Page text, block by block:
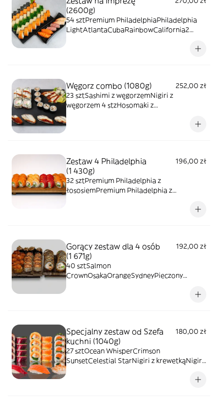
(2600g)
54 sztPremium PhiladelphiaPhiladelphia
LightAtlantaCubaRainbowCalifornia2
Węgorz combo (1080g)
252,00 zł
23 sztSashimi z węgorzemNigiri z
węgorzem 4 stzHosomaki z
Zestaw 4 Philadelphia
(1 430g)
196,00 zł
32 sztPremium Philadelphia z
łososiemPremium Philadelphia z
Gorący zestaw dla 4 osób
(1 671g)
192,00 zł
40 sztSalmon
CrownOsakaOrangeSydneyPieczony
Specjalny zestaw od Szefa
kuchni (1040g)
180,00 zł
27 sztOcean WhisperCrimson
SunsetCelestial StarNigiri z krewetkąNigiri